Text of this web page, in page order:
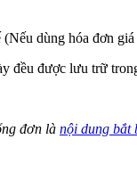
dùng hóa đơn
đều được lưu trữ
đơn là nội dung bắt